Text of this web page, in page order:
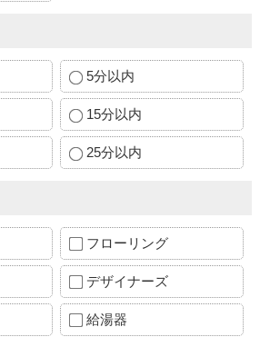
5分以内
15分以内
25分以内
フローリング
デザイナーズ
給湯器